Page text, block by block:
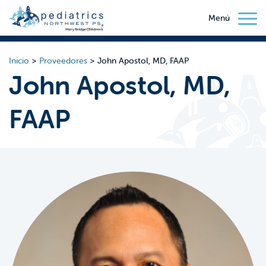
Menú
Inicio > Proveedores > John Apostol, MD, FAAP
John Apostol, MD,
FAAP